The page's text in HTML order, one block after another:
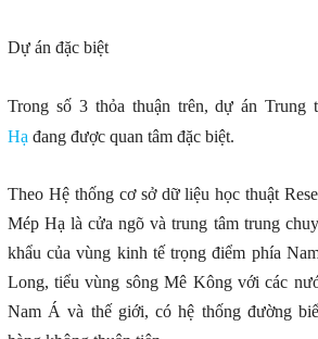
Dự án đặc biệt
Trong số 3 thỏa thuận trên, dự án Trung
Hạ đang được quan tâm đặc biệt.
Theo Hệ thống cơ sở dữ liệu học thuật
Mép Hạ là cửa ngõ và trung tâm trung
khẩu của vùng kinh tế trọng điểm phía
Long, tiểu vùng sông Mê Kông với các
Nam Á và thế giới, có hệ thống đường